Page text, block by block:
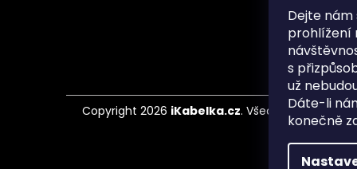
Dejte
prohlížení
s
už
Dáte-li
konečně
Copyright 2026 iKabelka.cz. Všechna práva